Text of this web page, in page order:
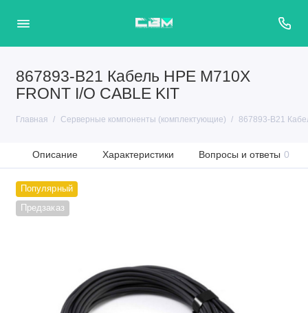
867893-B21 Кабель HPE M710X
FRONT I/O CABLE KIT
Главная Серверные компоненты (комплектующие) 867893-B21
Описание Характеристики Вопросы и ответы 0
Популярный
Предзаказ